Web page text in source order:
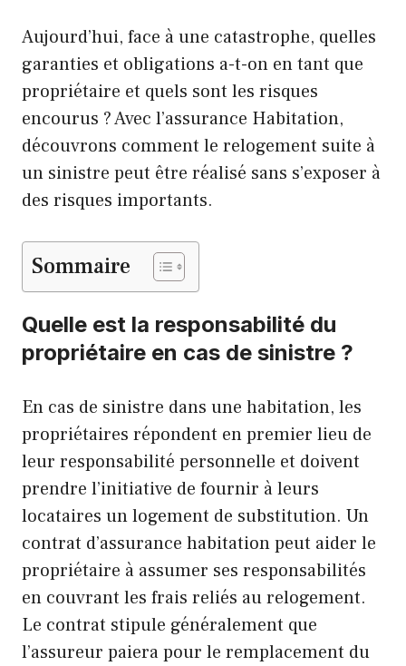
Aujourd’hui, face à une catastrophe, quelles
garanties et obligations a-t-on en tant que
propriétaire et quels sont les risques
encourus ? Avec l’assurance Habitation,
découvrons comment le relogement suite à
un sinistre peut être réalisé sans s’exposer à
des risques importants.
Sommaire
Quelle est la responsabilité du
propriétaire en cas de sinistre ?
En cas de sinistre dans une habitation, les
propriétaires répondent en premier lieu de
leur responsabilité personnelle et doivent
prendre l’initiative de fournir à leurs
locataires un logement de substitution. Un
contrat d’assurance habitation peut aider le
propriétaire à assumer ses responsabilités
en couvrant les frais reliés au relogement.
Le contrat stipule généralement que
l’assureur paiera pour le remplacement du